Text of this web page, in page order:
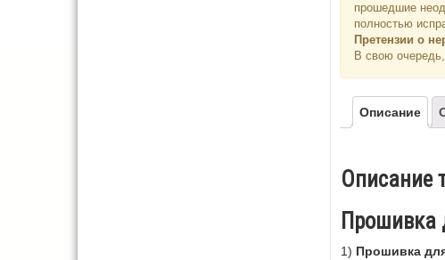
прошедшие
полностью
Претензии о
В свою
Описание
Описание
Прошивка
1) Прошивка